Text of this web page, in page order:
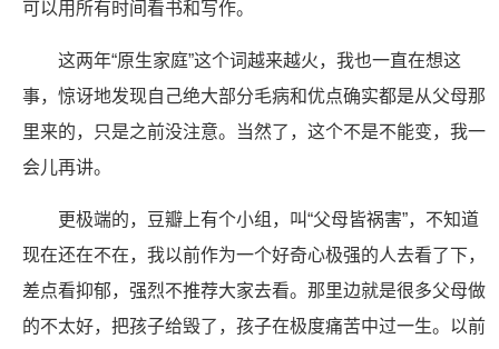
可以用所有时间看书和写作。
这两年“原生家庭”这个词越来越火，我也一直在想这
事，惊讶地发现自己绝大部分毛病和优点确实都是从父母那
里来的，只是之前没注意。当然了，这个不是不能变，我一
会儿再讲。
更极端的，豆瓣上有个小组，叫“父母皆祸害”，不知道
现在还在不在，我以前作为一个好奇心极强的人去看了下，
差点看抑郁，强烈不推荐大家去看。那里边就是很多父母做
的不太好，把孩子给毁了，孩子在极度痛苦中过一生。以前